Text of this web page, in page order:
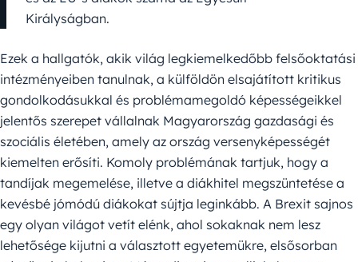
Királyságban.
Ezek a hallgatók, akik világ legkiemelkedőbb felsőoktatási
intézményeiben tanulnak, a külföldön elsajátított kritikus
gondolkodásukkal és problémamegoldó képességeikkel
jelentős szerepet vállalnak Magyarország gazdasági és
szociális életében, amely az ország versenyképességét
kiemelten erősíti. Komoly problémának tartjuk, hogy a
tandíjak megemelése, illetve a diákhitel megszüntetése a
kevésbé jómódú diákokat sújtja leginkább. A Brexit sajnos
egy olyan világot vetít elénk, ahol sokaknak nem lesz
lehetősége kijutni a választott egyetemükre, elsősorban